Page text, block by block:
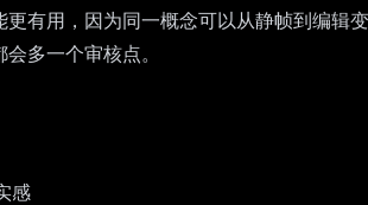
有用，因为同一概念可以从静帧到编
多一个审核点。
感